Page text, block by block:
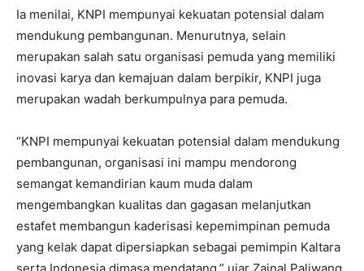
Ia menilai, KNPI mempunyai kekuatan potensial dalam
mendukung pembangunan. Menurutnya, selain
merupakan salah satu organisasi pemuda yang memiliki
inovasi karya dan kemajuan dalam berpikir, KNPI juga
merupakan wadah berkumpulnya para pemuda.
“KNPI mempunyai kekuatan potensial dalam mendukung
pembangunan, organisasi ini mampu mendorong
semangat kemandirian kaum muda dalam
mengembangkan kualitas dan gagasan melanjutkan
estafet membangun kaderisasi kepemimpinan pemuda
yang kelak dapat dipersiapkan sebagai pemimpin Kaltara